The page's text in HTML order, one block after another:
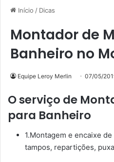
Início / Dicas
Montador de
Banheiro no
Equipe Leroy Merlin 07/05/
O serviço de
para Banheiro
1.Montagem e encaixe
tampos, repartições,